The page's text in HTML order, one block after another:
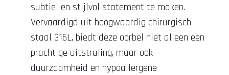
subtiel en stijlvol statement te maken.
Vervaardigd uit hoogwaardig chirurgisch
staal 316L, biedt deze oorbel niet alleen een
prachtige uitstraling, maar ook
duurzaamheid en hypoallergene